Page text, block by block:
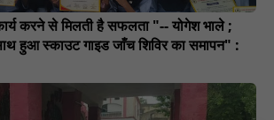
कार्य करने से मिलती है सफलता "-- योगेश भाले ;
हुआ स्काउट गाइड जाँच शिविर का समापन" :